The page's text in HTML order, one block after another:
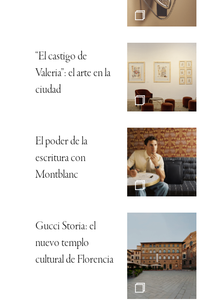
“El castigo de
Valeria”: el arte en la
ciudad
El poder de la
escritura con
Montblanc
Gucci Storia: el
nuevo templo
cultural de Florencia